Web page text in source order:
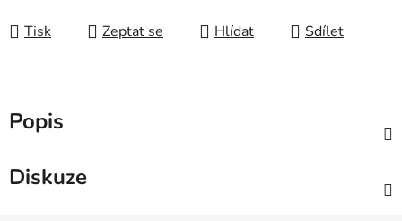
Tisk Zeptat se Hlídat Sdílet
Popis
Diskuze